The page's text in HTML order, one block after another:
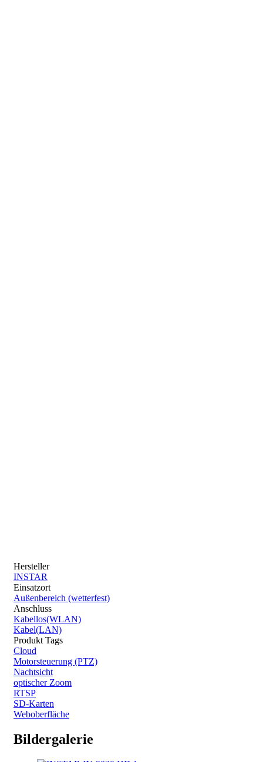
Hersteller
INSTAR
Einsatzort
Außenbereich (wetterfest)
Anschluss
Kabellos(WLAN)
Kabel(LAN)
Produkt Tags
Cloud
Motorsteuerung (PTZ)
Nachtsicht
optischer Zoom
RTSP
SD-Karten
Weboberfläche
Bildergalerie